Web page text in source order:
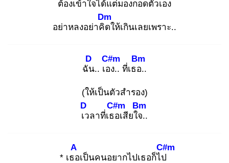
ต้องเข้าใจได้แต่มองกอดตัวเอง
อย่าหลงอย่าคิด
Dm
ให้เกินเลยเพราะ..
ฉัน
D
.. เอง
C#m
.. ที่เธอ.
Bm
.
(ให้เป็นตัวสำรอง)
เว
D
ลาที่เธอ
C#m
เสียใจ.
Bm
.
* เธอ
A
เป็นคนอยากไปเธอก็ไป
C#m